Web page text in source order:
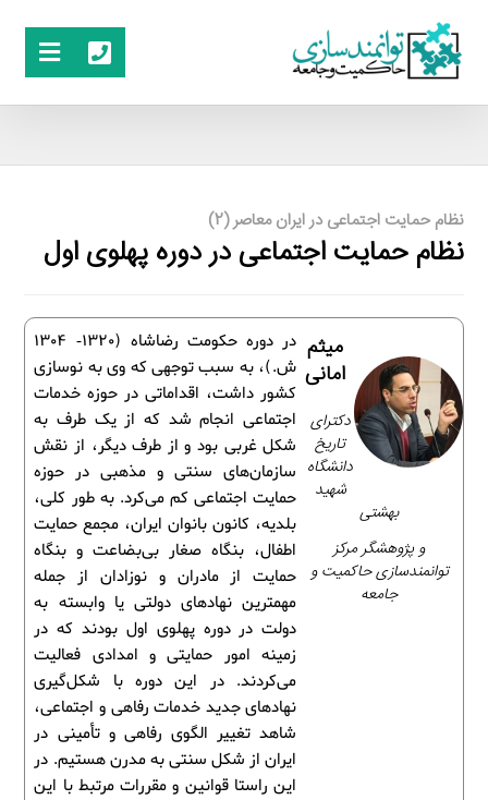
نظام حمایت اجتماعی در ایران معاصر (2)
نظام حمایت اجتماعی در دوره پهلوی اول
در دوره حکومت رضاشاه (1320- 1304
ش.)، به سبب توجهی که وی به نوسازی
کشور داشت، اقداماتی در حوزه خدمات
اجتماعی انجام شد که از یک طرف به
شکل غربی بود و از طرف دیگر، از نقش
سازمان‌های سنتی و مذهبی در حوزه
حمایت اجتماعی کم می‌کرد. به طور کلی،
بلدیه، کانون بانوان ایران، مجمع حمایت
اطفال، بنگاه صغار بی‌بضاعت و بنگاه
حمایت از مادران و نوزادان از جمله
مهمترین نهادهای دولتی یا وابسته به
دولت در دوره پهلوی اول بودند که در
زمینه امور حمایتی و امدادی فعالیت
می‌کردند. در این دوره با شکل‌گیری
نهادهای جدید خدمات رفاهی و اجتماعی،
شاهد تغییر الگوی رفاهی و تأمینی در
ایران از شکل سنتی به مدرن هستیم. در
این راستا قوانین و مقررات مرتبط با این
میثم
امانی
دکترای
تاریخ
دانشگاه
شهید
بهشتی
و پژوهشگر مرکز
توانمندسازی حاکمیت و
جامعه